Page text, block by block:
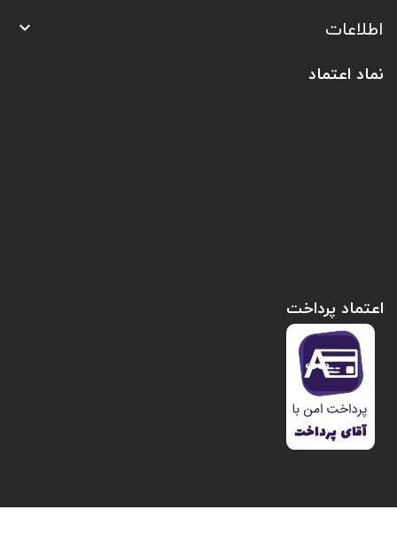
اطلاعات 
نماد اعتماد
اعتماد پرداخت